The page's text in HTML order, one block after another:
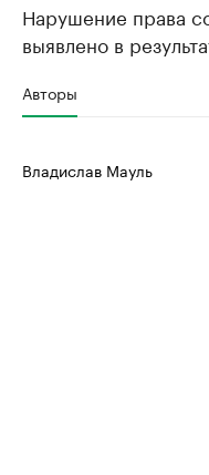
Нарушение права
выявлено в
Авторы
Владислав Мауль